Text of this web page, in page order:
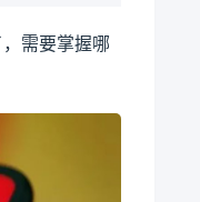
需要掌握哪